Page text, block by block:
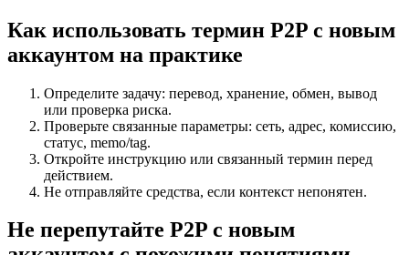
Как использовать термин P2P с новым
аккаунтом на практике
Определите задачу: перевод, хранение, обмен, вывод
или проверка риска.
Проверьте связанные параметры: сеть, адрес, комиссию,
статус, memo/tag.
Откройте инструкцию или связанный термин перед
действием.
Не отправляйте средства, если контекст непонятен.
Не перепутайте P2P с новым